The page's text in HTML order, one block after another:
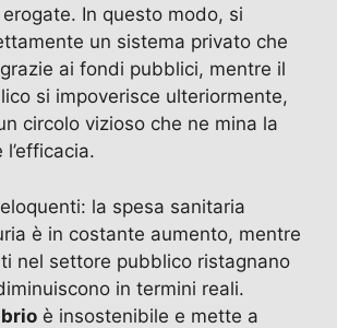
In questo modo, si
un sistema privato che
ai fondi pubblici, mentre il
si impoverisce ulteriormente,
circolo vizioso che ne mina la
la spesa sanitaria
è in costante aumento, mentre
nel settore pubblico ristagnano
in termini reali.
è insostenibile e mette a